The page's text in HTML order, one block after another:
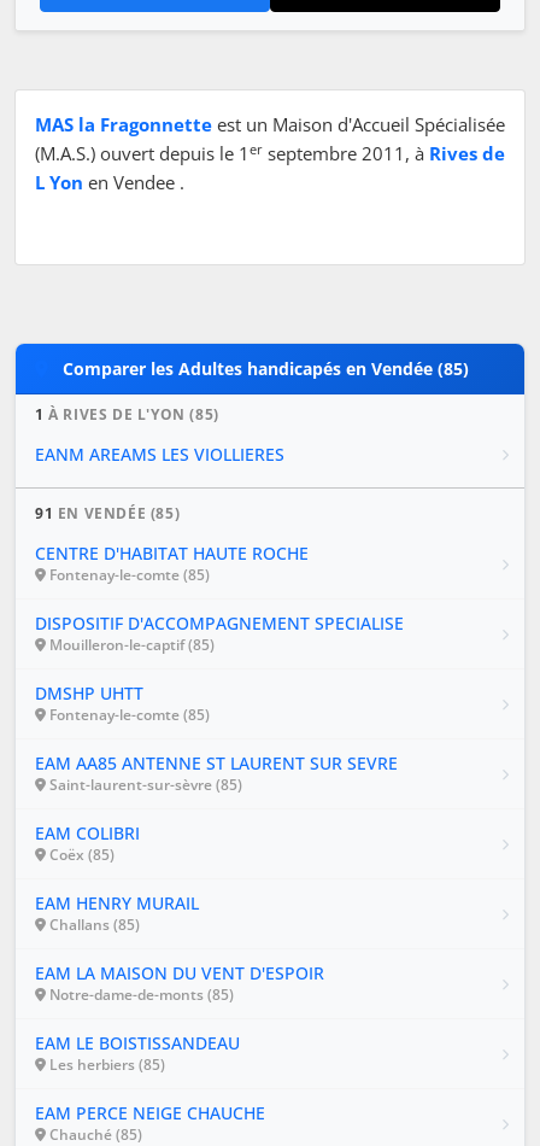
MAS la Fragonnette est un Maison d'Accueil Spécialisée
(M.A.S.) ouvert depuis le 1 er septembre 2011, à Rives de
L Yon en Vendee .
Comparer les Adultes handicapés en Vendée (85)
1 À RIVES DE L'YON (85)
EANM AREAMS LES VIOLLIERES
91 EN VENDÉE (85)
CENTRE D'HABITAT HAUTE ROCHE
Fontenay-le-comte (85)
DISPOSITIF D'ACCOMPAGNEMENT SPECIALISE
Mouilleron-le-captif (85)
DMSHP UHTT
Fontenay-le-comte (85)
EAM AA85 ANTENNE ST LAURENT SUR SEVRE
Saint-laurent-sur-sèvre (85)
EAM COLIBRI
Coëx (85)
EAM HENRY MURAIL
Challans (85)
EAM LA MAISON DU VENT D'ESPOIR
Notre-dame-de-monts (85)
EAM LE BOISTISSANDEAU
Les herbiers (85)
EAM PERCE NEIGE CHAUCHE
Chauché (85)